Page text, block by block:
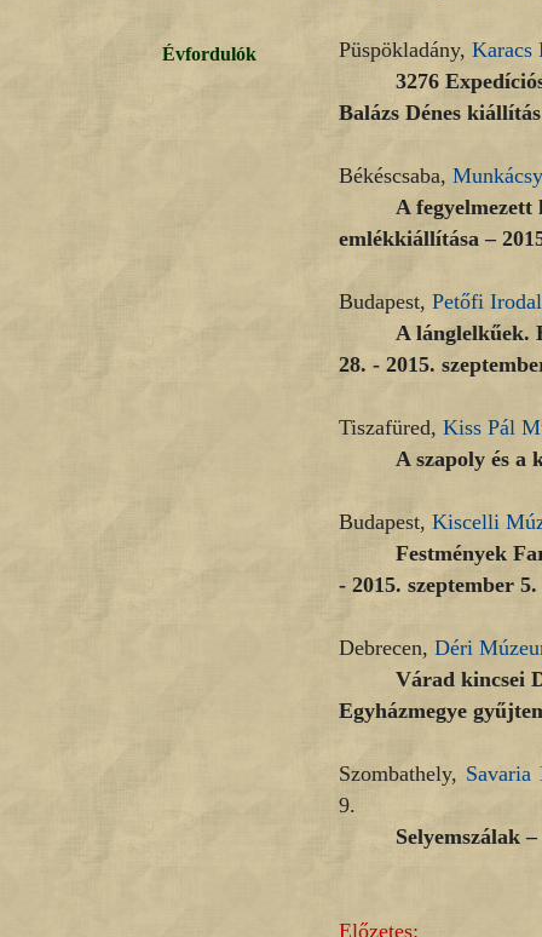
Évfordulók Püspökladány, Karacs
3276
Balázs Dénes
Békéscsaba,
A
emlékkiállítása –
Budapest, Petőfi
A lánglelkűek.
28. - 2015.
Tiszafüred, Kiss Pál
A szapoly és a
Budapest, Kiscelli
Festmények
- 2015. szeptember 5.
Debrecen, Déri
Várad kincsei
Egyházmegye
Szombathely,
9.
Selyemszálak
Előzetes: